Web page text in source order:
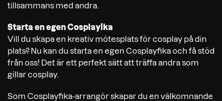
tillsammans med andra.
Starta en egen Cosplayika
Vill du skapa en kreativ mötesplats för cosplay på din
plats? Nu kan du starta en egen Cosplayfika och få stöd
från oss! Det är ett perfekt sätt att träffa andra som
gillar cosplay.
Som Cosplayfika-arrangör skapar du en välkomnande